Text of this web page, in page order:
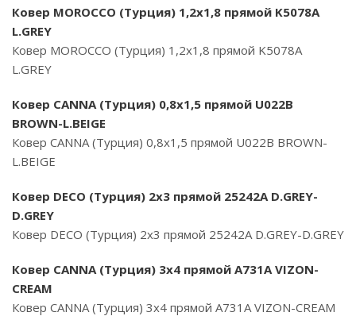
Ковер MOROCCO (Турция) 1,2х1,8 прямой K5078A
L.GREY
Ковер MOROCCO (Турция) 1,2х1,8 прямой K5078A
L.GREY
Ковер CANNA (Турция) 0,8х1,5 прямой U022B
BROWN-L.BEIGE
Ковер CANNA (Турция) 0,8х1,5 прямой U022B BROWN-
L.BEIGE
Ковер DECO (Турция) 2х3 прямой 25242A D.GREY-
D.GREY
Ковер DECO (Турция) 2х3 прямой 25242A D.GREY-D.GREY
Ковер CANNA (Турция) 3х4 прямой A731A VIZON-
CREAM
Ковер CANNA (Турция) 3х4 прямой A731A VIZON-CREAM